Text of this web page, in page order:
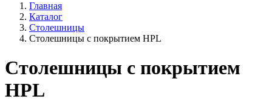
Главная
Каталог
Столешницы
Столешницы с покрытием HPL
Столешницы с покрытием
HPL